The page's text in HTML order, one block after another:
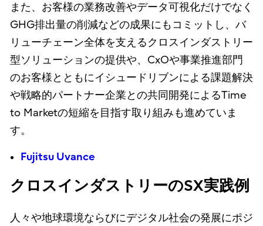
また、お客様の業務改善やデータ可視化だけでなく
GHG排出量の削減などの成果にもコミットし、バ
リューチェーン全体を支えるクロスインダストリー
型ソリューションの提供や、CxOや事業推進部門
のお客様とともにイシュードリブンによる課題解決
や戦略的パートナー企業との共同開発によるTime
to Marketの短縮を目指す取り組みも進めていま
す。
Fujitsu Uvance
クロスインダストリーのSX実践例
人々や地球環境ならびにデジタル社会の発展にポジ